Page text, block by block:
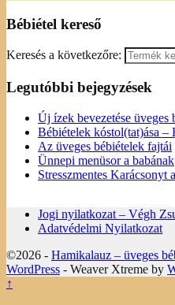
Bébiétel kereső
Keresés a következőre:
Legutóbbi bejegyzések
Új ízek bevezetése üveges
Bébiételek kóstol(tat)ása
Az üveges bébiételek fajtái
Ünnepi menüsor a babának
Stresszmentes Karácsonyt
Jogi nyilatkozat – Végh
Adatvédelmi Nyilatkozat
©2026 - Hamikalauz – üveges
WordPress - Weaver Xtreme by
↑